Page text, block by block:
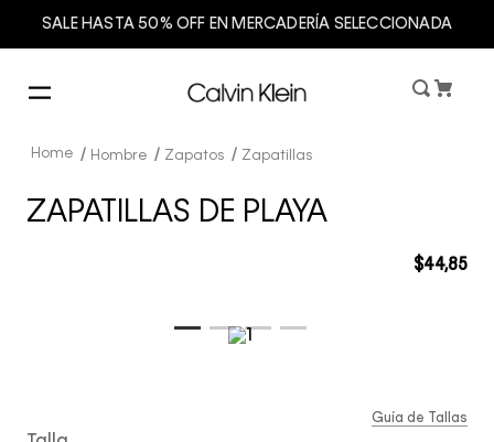
SALE HASTA 50% OFF EN MERCADERÍA SELECCIONADA
Hombre Zapatos Zapatillas
ZAPATILLAS DE PLAYA
$44,85
Guía de Tallas